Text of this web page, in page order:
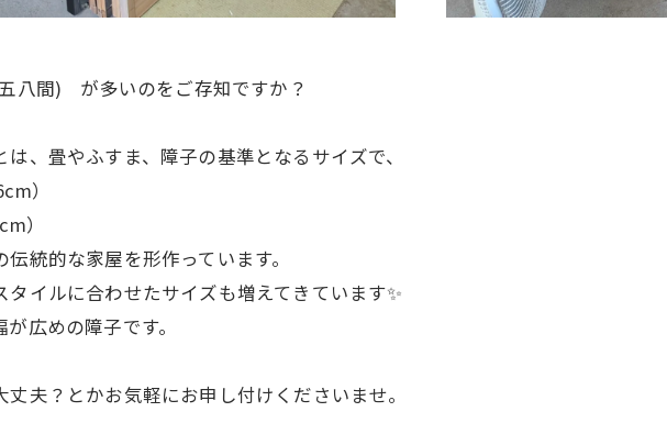
八間) が多いのをご存知ですか？
は、畳やふすま、障子の基準となるサイズで、
）
）
統的な家屋を形作っています。
イルに合わせたサイズも増えてきています✨
広めの障子です。
夫？とかお気軽にお申し付けくださいませ。